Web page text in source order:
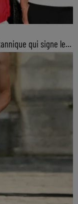
qui signe le...